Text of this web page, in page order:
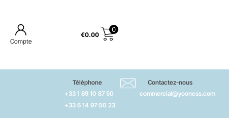
Compte
€0.00
0
Téléphone
+33 1 89 10 87 50
+33 6 14 97 00 23
Contactez-nous
commercial@yooness.com